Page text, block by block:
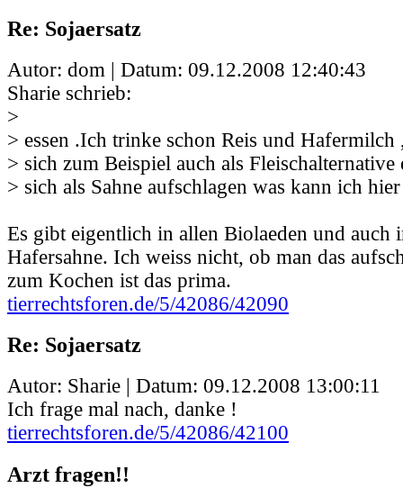
Re: Sojaersatz
Autor: dom | Datum: 09.12.2008 12:40:43
Sharie schrieb:
>
> essen .Ich trinke schon Reis und Hafermilch
> sich zum Beispiel auch als Fleischalternative
> sich als Sahne aufschlagen was kann ich
Es gibt eigentlich in allen Biolaeden und auch
Hafersahne. Ich weiss nicht, ob man das
zum Kochen ist das prima.
tierrechtsforen.de/5/42086/42090
Re: Sojaersatz
Autor: Sharie | Datum: 09.12.2008 13:00:11
Ich frage mal nach, danke !
tierrechtsforen.de/5/42086/42100
Arzt fragen!!